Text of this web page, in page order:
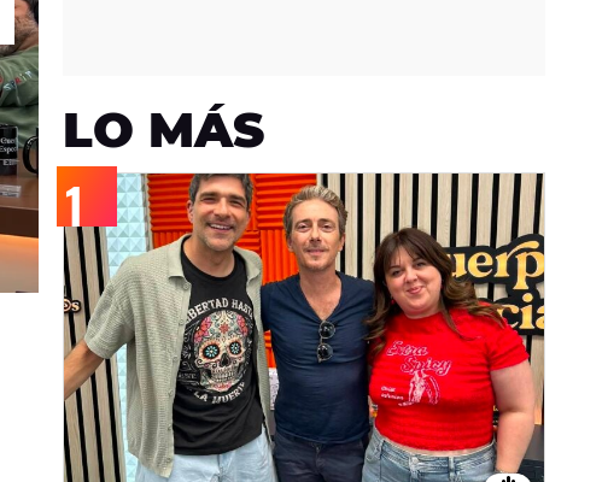
LO MÁS